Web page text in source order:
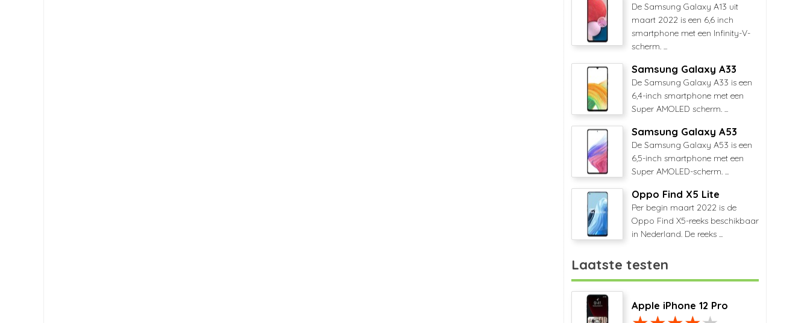
De Samsung Galaxy A13 uit
maart 2022 is een 6,6 inch
smartphone met een Infinity-V-
scherm. ...
Samsung Galaxy A33
De Samsung Galaxy A33 is een
6,4-inch smartphone met een
Super AMOLED scherm. ...
Samsung Galaxy A53
De Samsung Galaxy A53 is een
6,5-inch smartphone met een
Super AMOLED-scherm. ...
Oppo Find X5 Lite
Per begin maart 2022 is de
Oppo Find X5-reeks beschikbaar
in Nederland. De reeks ...
Laatste testen
Apple iPhone 12 Pro